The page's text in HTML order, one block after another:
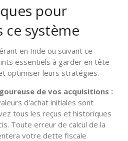
pour
ce système
en Inde ou suivant ce
essentiels à garder en tête
optimiser leurs stratégies.
de vos acquisitions :
d'achat initiales sont
tous les reçus et historiques
Toute erreur de calcul de la
votre dette fiscale